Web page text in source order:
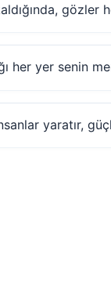
gözler
her yer senin
yaratır,